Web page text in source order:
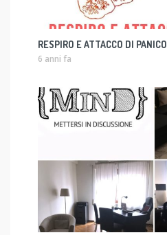
RESPIRO E ATTACCO DI PANICO
6 anni fa